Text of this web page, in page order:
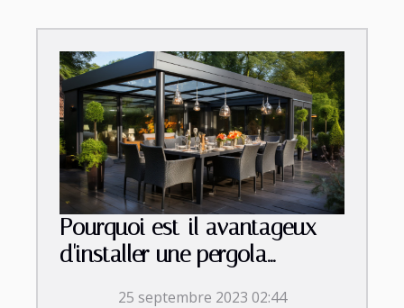
Pourquoi est-il avantageux
d'installer une pergola
25 septembre 2023 02:44